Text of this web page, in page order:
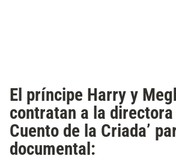
El príncipe Harry y
contratan a la directora
Cuento de la Criada’
documental: